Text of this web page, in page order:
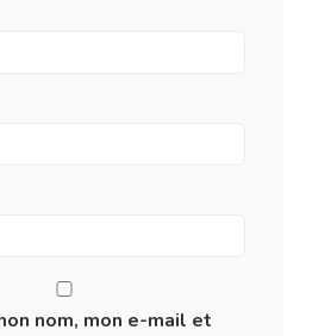
nom, mon e-mail et